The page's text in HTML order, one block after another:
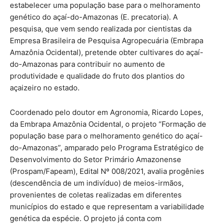
estabelecer uma população base para o melhoramento
genético do açaí-do-Amazonas (E. precatoria). A
pesquisa, que vem sendo realizada por cientistas da
Empresa Brasileira de Pesquisa Agropecuária (Embrapa
Amazônia Ocidental), pretende obter cultivares do açaí-
do-Amazonas para contribuir no aumento de
produtividade e qualidade do fruto dos plantios do
açaizeiro no estado.
Coordenado pelo doutor em Agronomia, Ricardo Lopes,
da Embrapa Amazônia Ocidental, o projeto “Formação de
população base para o melhoramento genético do açaí-
do-Amazonas”, amparado pelo Programa Estratégico de
Desenvolvimento do Setor Primário Amazonense
(Prospam/Fapeam), Edital Nº 008/2021, avalia progênies
(descendência de um indivíduo) de meios-irmãos,
provenientes de coletas realizadas em diferentes
municípios do estado e que representam a variabilidade
genética da espécie. O projeto já conta com